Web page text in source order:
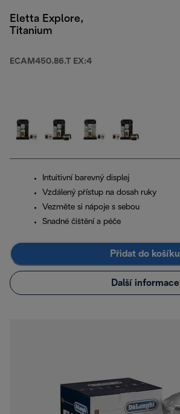
Eletta Explore,
Titanium
ECAM450.86.T EX:4
Intuitivní barevný displej
Vzdálený přístup na dosah ruky
Vezměte si nápoje s sebou
Snadné čištění a péče
Přidat do košíku
Další informace